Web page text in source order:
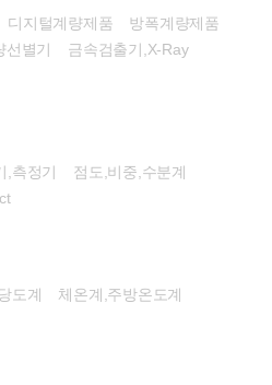
디지털계량제품
방폭계량제품
선별기
금속검출기,X-Ray
,측정기
점도,비중,수분계
도계
체온계,주방온도계